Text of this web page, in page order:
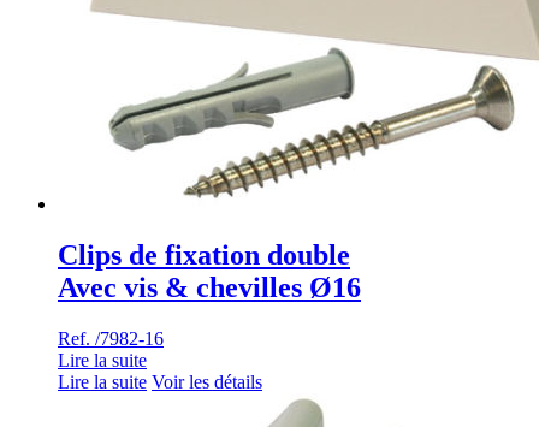
Clips de fixation double
Avec vis & chevilles Ø16
Ref. /7982-16
Lire la suite
Lire la suite Voir les détails